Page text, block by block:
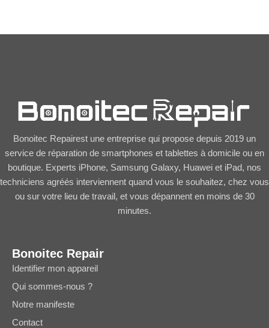
Bonoitec Repairest une entreprise qui propose depuis 2019 un
service de réparation de smartphones et tablettes à domicile ou en
boutique. Experts iPhone, Samsung Galaxy, Huawei et iPad, nos
techniciens agréés interviennent quand vous le souhaitez, chez vous
ou sur votre lieu de travail, et vous dépannent en moins de 30
minutes.
Bonoitec Repair
Identifier mon appareil
Qui sommes-nous ?
Notre manifeste
Contact